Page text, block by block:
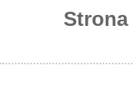
Strona